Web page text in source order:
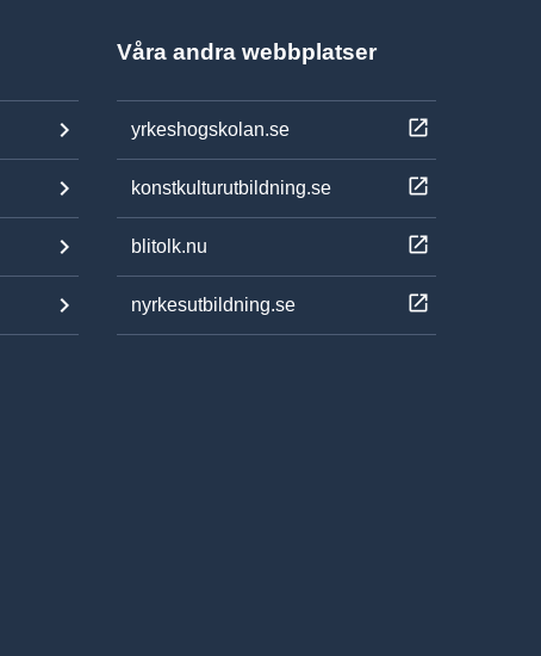
Våra andra webbplatser
yrkeshogskolan.se
konstkulturutbildning.se
blitolk.nu
nyrkesutbildning.se